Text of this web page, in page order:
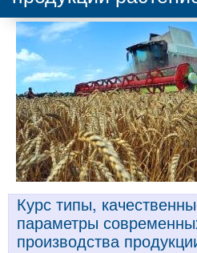
Курс типы,
параметры
производства